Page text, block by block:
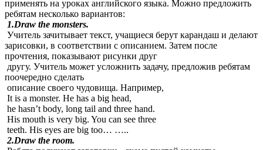
применять на уроках английского языка. Можно предложить
ребятам несколько вариантов:
1.Draw the monsters.
Учитель зачитывает текст, учащиеся берут карандаш и делают
зарисовки, в соответствии с описанием. Затем после
прочтения, показывают рисунки друг
другу. Учитель может усложнить задачу, предложив ребятам
поочередно сделать
описание своего чудовища. Например,
It is a monster. He has a big head,
he hasn’t body, long tail and three hand.
His mouth is very big. You can see three
teeth. His eyes are big too… …..
2.Draw the room.